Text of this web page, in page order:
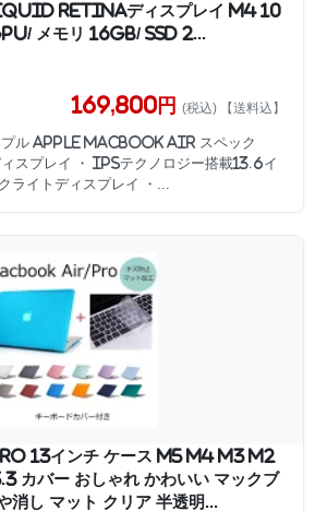
Retinaディスプレイ M4 10
メモリ 16GB/ SSD 2...
169,800円 (税込) 【送料込】
プル Apple MacBook Air スペック
スプレイ ・ IPSテクノロジー搭載13.6イ
ライトディスプレイ ・...
13インチ ケース M5 M4 M3 M2
バー おしゃれ かわいい マックブ
消し マット クリア 半透明...